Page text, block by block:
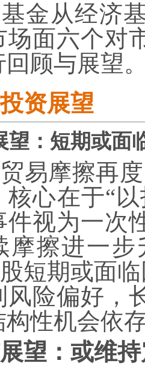
金从经济
场面六个对
回顾与展望
资展望
望：短期或面
易摩擦再
核心在于“
件视为一次
摩擦进一
短期或面
风险偏好，
构性机会依
望：或维